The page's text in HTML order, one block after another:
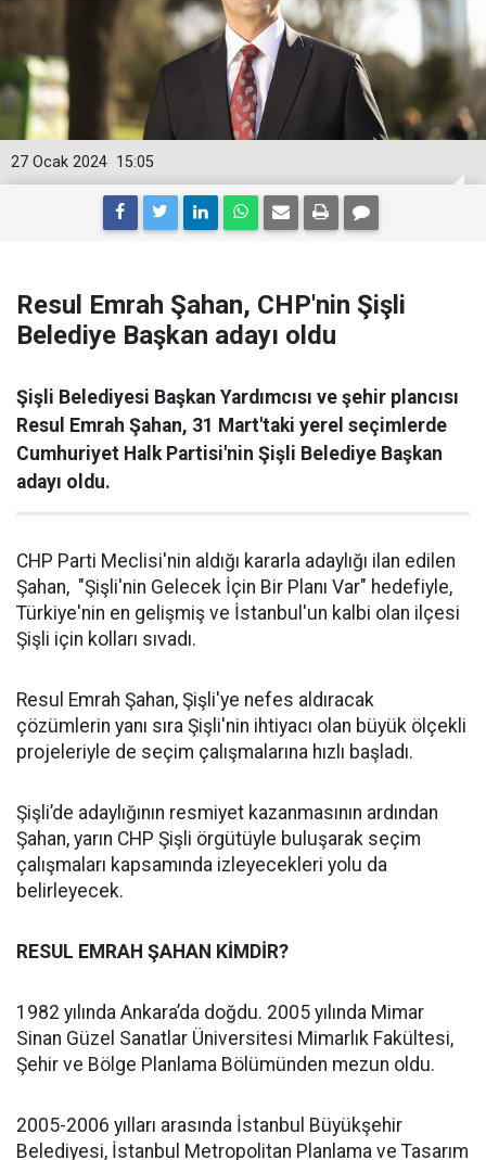
15:05
27 Ocak 2024
Resul Emrah Şahan, CHP'nin Şişli
Belediye Başkan adayı oldu
Şişli Belediyesi Başkan Yardımcısı ve şehir plancısı
Resul Emrah Şahan, 31 Mart'taki yerel seçimlerde
Cumhuriyet Halk Partisi'nin Şişli Belediye Başkan
adayı oldu.
CHP Parti Meclisi'nin aldığı kararla adaylığı ilan edilen
Şahan, "Şişli'nin Gelecek İçin Bir Planı Var" hedefiyle,
Türkiye'nin en gelişmiş ve İstanbul'un kalbi olan ilçesi
Şişli için kolları sıvadı.
Resul Emrah Şahan, Şişli'ye nefes aldıracak
çözümlerin yanı sıra Şişli'nin ihtiyacı olan büyük ölçekli
projeleriyle de seçim çalışmalarına hızlı başladı.
Şişli’de adaylığının resmiyet kazanmasının ardından
Şahan, yarın CHP Şişli örgütüyle buluşarak seçim
çalışmaları kapsamında izleyecekleri yolu da
belirleyecek.
RESUL EMRAH ŞAHAN KİMDİR?
1982 yılında Ankara’da doğdu. 2005 yılında Mimar
Sinan Güzel Sanatlar Üniversitesi Mimarlık Fakültesi,
Şehir ve Bölge Planlama Bölümünden mezun oldu.
2005-2006 yılları arasında İstanbul Büyükşehir
Belediyesi, İstanbul Metropolitan Planlama ve Tasarım